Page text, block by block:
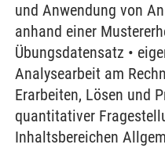
und Anwendung von
anhand einer
Übungsdatensatz •
Analysearbeit am
Erarbeiten, Lösen und
quantitativer
Inhaltsbereichen